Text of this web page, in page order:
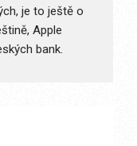
je to ještě o
Apple
bank.